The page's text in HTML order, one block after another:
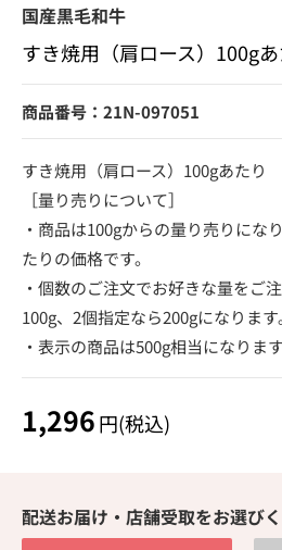
国産黒毛和牛
すき焼用（肩ロース）100gあ
商品番号：21N-097051
すき焼用（肩ロース）100gあたり
［量り売りについて］
・商品は100gからの量り売りにな
たりの価格です。
・個数のご注文でお好きな量をご
100g、2個指定なら200gになります
・表示の商品は500g相当になります
1,296円(税込)
配送お届け・店舗受取をお選び